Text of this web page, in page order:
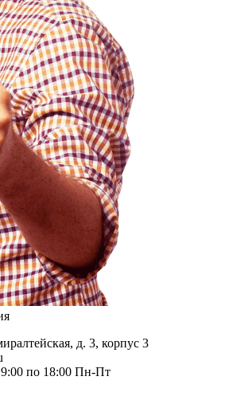
д. 3, корпус 3
по 18:00 Пн-Пт